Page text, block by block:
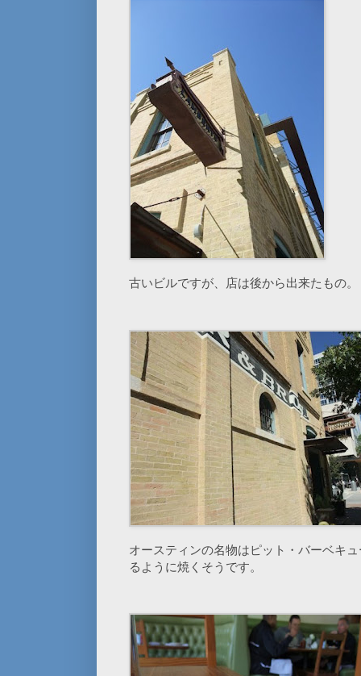
古いビルですが、店は後から出来たもの。
オースティンの名物はピット・バーベキ
るように焼くそうです。